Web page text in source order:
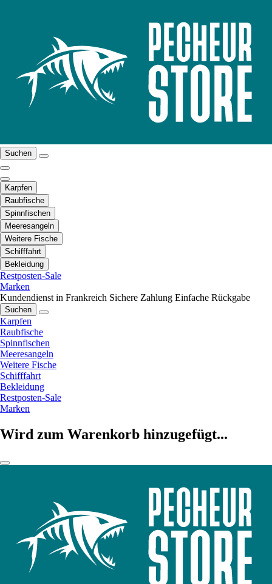
Suchen
Karpfen
Raubfische
Spinnfischen
Meeresangeln
Weitere Fische
Schifffahrt
Bekleidung
Restposten-Sale
Marken
Kundendienst in Frankreich Sichere Zahlung Einfache Rückgabe
Suchen
Karpfen
Raubfische
Spinnfischen
Meeresangeln
Weitere Fische
Schifffahrt
Bekleidung
Restposten-Sale
Marken
Wird zum Warenkorb hinzugefügt...